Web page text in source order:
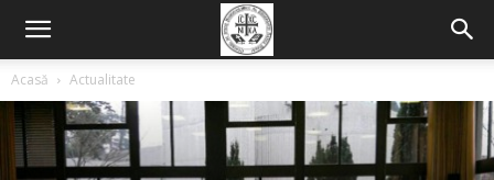
Acasă Actualitate